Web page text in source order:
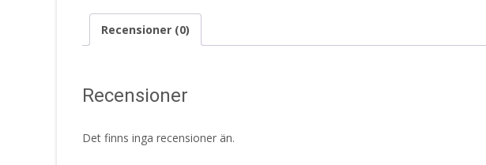
Recensioner (0)
Recensioner
Det finns inga recensioner än.